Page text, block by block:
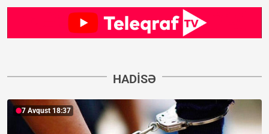
HADISƏ
7 Avqust 18:37